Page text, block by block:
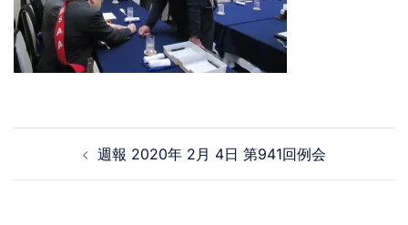
週報 2020年 2月 4日 第941回例会